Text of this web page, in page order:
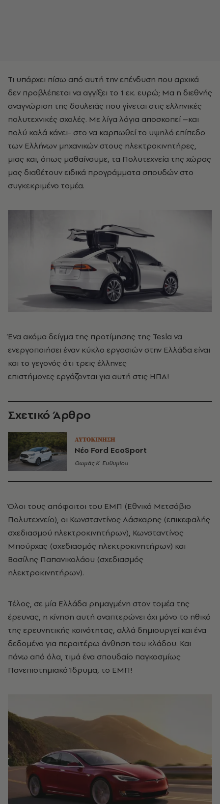
Τι υπάρχει πίσω από αυτή την επένδυση που αρχικά
δεν προβλέπεται να αγγίξει το 1 εκ. ευρώ; Μα η διεθνής
αναγνώριση της δουλειάς που γίνεται στις ελληνικές
πολυτεχνικές σχολές. Με λίγα λόγια αποσκοπεί –και
πολύ καλά κάνει- στο να καρπωθεί το υψηλό επίπεδο
των Ελλήνων μηχανικών στους ηλεκτροκινητήρες,
μιας και, όπως μαθαίνουμε, τα Πολυτεχνεία της χώρας
μας διαθέτουν ειδικά προγράμματα σπουδών στο
συγκεκριμένο τομέα.
Ένα ακόμα δείγμα της προτίμησης της Tesla να
ενεργοποιήσει έναν κύκλο εργασιών στην Ελλάδα είναι
και το γεγονός ότι τρεις έλληνες
επιστήμονες εργάζονται για αυτή στις ΗΠΑ!
Σχετικό Άρθρο
ΑΥΤΟΚΙΝΗΣΗ
Νέο Ford EcoSport
Θωμάς K. Ευθυμίου
Όλοι τους απόφοιτοι του ΕΜΠ (Εθνικό Μετσόβιο
Πολυτεχνείο), οι Κωνσταντίνος Λάσκαρης (επικεφαλής
σχεδιασμού ηλεκτροκινητήρων), Κωνσταντίνος
Μπούρχας (σχεδιασμός ηλεκτροκινητήρων) και
Βασίλης Παπανικολάου (σχεδιασμός
ηλεκτροκινητήρων).
Τέλος, σε μία Ελλάδα ρημαγμένη στον τομέα της
έρευνας, η κίνηση αυτή αναπτερώνει όχι μόνο το ηθικό
της ερευνητικής κοινότητας, αλλά δημιουργεί και ένα
δεδομένο για περαιτέρω άνθηση του κλάδου. Και
πάνω από όλα, τιμά ένα σπουδαίο παγκοσμίως
Πανεπιστημιακό Ίδρυμα, το ΕΜΠ!